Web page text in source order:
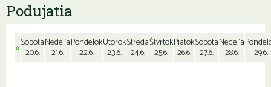
Podujatia
«Sobota
20.6.
Nedeľa
21.6.
Pondelok
22.6.
Utorok
23.6.
Streda
24.6.
Štvrtok
25.6.
Piatok
26.6.
Sobota
27.6.
Nedeľa
28.6. 29.6.